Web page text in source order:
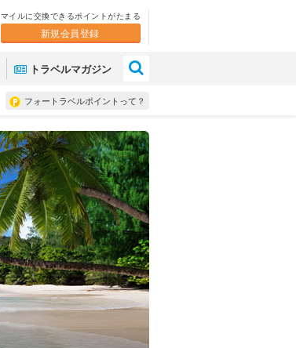
マイルに交換できるポイントがたまる
新規会員登録
トラベルマガジン
フォートラベルポイントって？